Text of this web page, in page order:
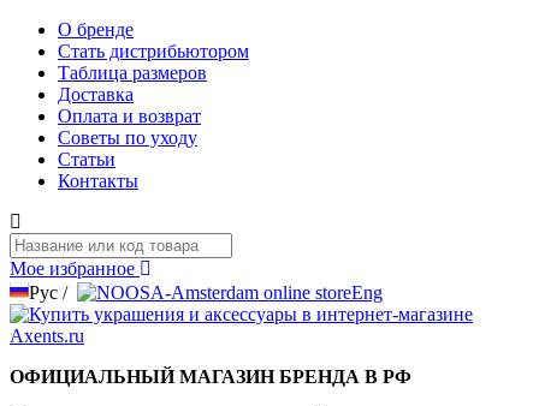
О бренде
Стать дистрибьютором
Таблица размеров
Доставка
Оплата и возврат
Советы по уходу
Статьи
Контакты
Мое избранное
Рус / Eng
ОФИЦИАЛЬНЫЙ МАГАЗИН БРЕНДА В РФ